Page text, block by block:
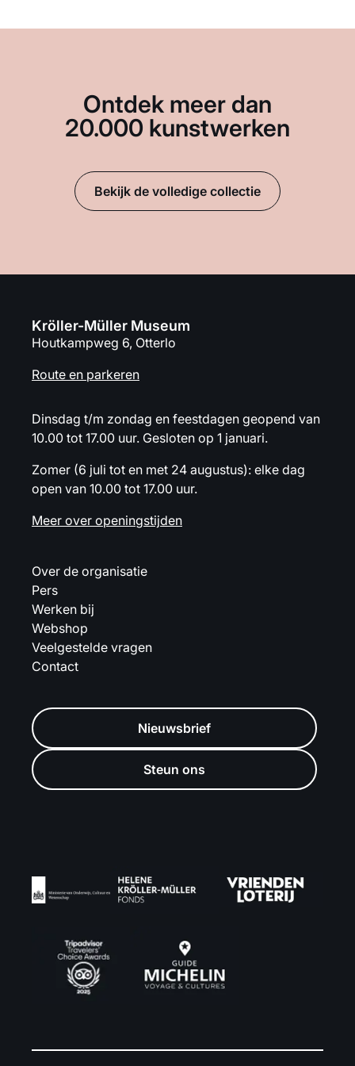
Ontdek meer dan
20.000 kunstwerken
Bekijk de volledige collectie
Kröller-Müller Museum
Houtkampweg 6, Otterlo
Route en parkeren
Dinsdag t/m zondag en feestdagen geopend van
10.00 tot 17.00 uur. Gesloten op 1 januari.
Zomer (6 juli tot en met 24 augustus): elke dag
open van 10.00 tot 17.00 uur.
Meer over openingstijden
Over de organisatie
Pers
Werken bij
Webshop
Veelgestelde vragen
Contact
Nieuwsbrief
Steun ons